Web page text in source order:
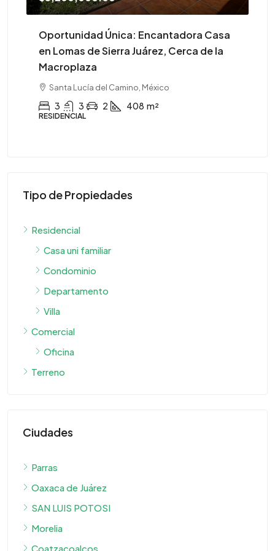
Oportunidad Única: Encantadora Casa
en Lomas de Sierra Juárez, Cerca de la
Macroplaza
Santa Lucía del Camino, México
3 3 2 408 m²
RESIDENCIAL
Tipo de Propiedades
Residencial
Casa uni familiar
Condominio
Departamento
Villa
Comercial
Oficina
Terreno
Ciudades
Parras
Oaxaca de Juárez
SAN LUIS POTOSI
Morelia
Coatzacoalcos